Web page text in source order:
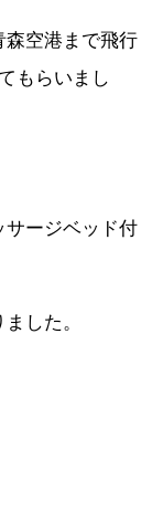
森空港まで飛行
もらいまし
サージベッド付
した。